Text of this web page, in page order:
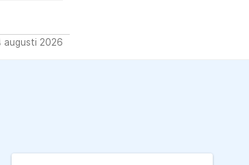
augusti 2026